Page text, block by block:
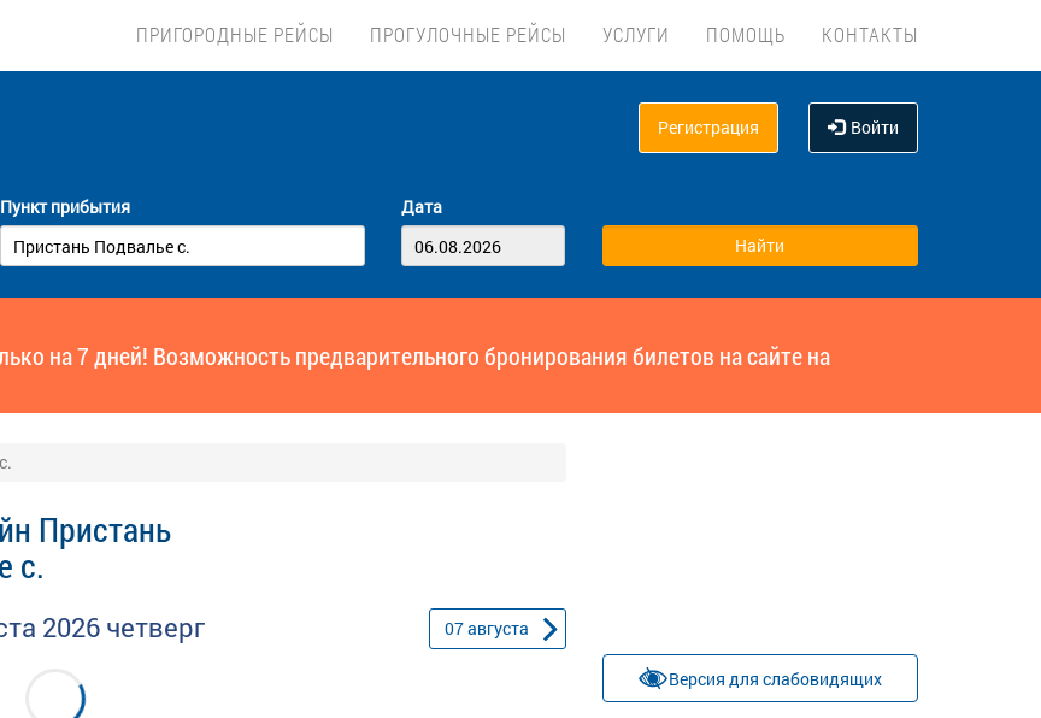
ПРИГОРОДНЫЕ РЕЙСЫ ПРОГУЛОЧНЫЕ РЕЙСЫ УСЛУГИ ПОМОЩЬ КОНТАКТЫ
Регистрация Войти
Пункт прибытия Дата
на 7 дней! Возможность предварительного бронирования билетов на сайте на
Пристань
с.
2026 четверг 07августа
Версия для слабовидящих